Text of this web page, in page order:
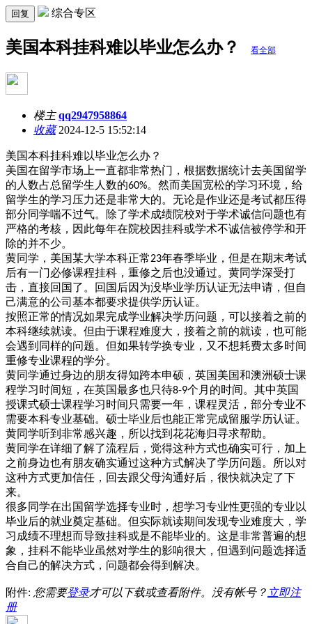
回复 综合专区
美国本科挂科难以毕业怎么办？ 看全部
楼主 qq2947958864
收藏2024-12-5 15:52:14
美国本科挂科难以毕业怎么办？
美国在留学市场上一直都非常热门，根据数据统计去美国留学
的人数占总留学生人数的60%。然而美国宽松的学习环境，给
留学生的学习压力还是非常大的。无论是作业还是考试都压得
部分同学喘不过气。除了学术成绩院校对于学术诚信问题也有
严格的考核，因此每年在院校因挂科或学术不诚信被停学和开
除的并不少。
黄同学，美国某大学本科正常23年春季毕业，但是在期末考试
后有一门必修课程挂科，重修之后也没通过。黄同学深受打
击，直接回国了。回国后因为没毕业学历认证无法申请，但自
己满意的公司基本都要求提供学历认证。
按照正常的情况如果完成学业解决学历问题，可以接着之前的
本科继续就读。但由于课程难度大，接着之前的就读，也可能
会遇到同样的问题。但如果转学换专业，又不想耗费太多时间
重修专业课程的学分。
黄同学通过身边的朋友得知跨本申硕，英国美国和澳洲硕士课
程学习时间短，在英国最多也只待8-9个月的时间。其中英国
授课式硕士课程学习时间只需要一年，课程灵活，部分专业不
需要本科专业基础。硕士毕业后也能正常完成留服学历认证。
黄同学听到非常感兴趣，所以找到花花海归寻求帮助。
黄同学在详细了解了流程后，觉得这种方式也确实可行，加上
之前身边也有朋友确实通过这种方式解决了学历问题。所以对
这种方式更加信任，回去跟父母沟通好后，很快就决定了下
来。
很多同学在出国留学选择专业时，想学习专业性更强的专业以
毕业后的就业奠定基础。但实际就读期间发现专业难度大，学
习成绩不理想而导致挂科或是不能毕业的。这是非常普遍的想
象，挂科不能毕业虽然对学生的影响很大，但遇到问题选择适
合自己的解决方式，问题都会得到解决。
附件: 您需要登录才可以下载或查看附件。没有帐号？ 立即注
册